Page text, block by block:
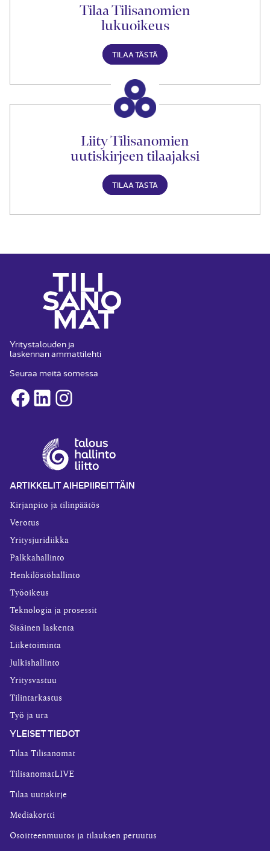
Tilaa Tilisanomien
lukuoikeus
TILAA TÄSTÄ
Liity Tilisanomien
uutiskirjeen tilaajaksi
TILAA TÄSTÄ
Yritystalouden ja
laskennan ammattilehti
Seuraa meitä somessa
Facebook
LinkedInInstagram
ARTIKKELIT AIHEPIIREITTÄIN
Kirjanpito ja tilinpäätös
Verotus
Yritysjuridiikka
Palkkahallinto
Henkilöstöhallinto
Työoikeus
Teknologia ja prosessit
Sisäinen laskenta
Liiketoiminta
Julkishallinto
Yritysvastuu
Tilintarkastus
Työ ja ura
YLEISET TIEDOT
Tilaa Tilisanomat
TilisanomatLIVE
Tilaa uutiskirje
Mediakortti
Osoitteenmuutos ja tilauksen peruutus